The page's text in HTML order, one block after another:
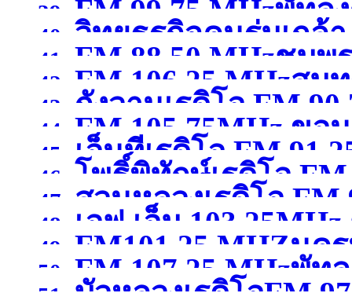
97.75MHzกรุงเทพมหา
39. FM 99.75 MHzพัทลุง
40. วิทยุธุรกิจคนร่มเกล้า
MHzกรุงเทพมหานคร(
41. FM 88.50 MHzชุมพ
42. FM 106.25 MHzสมุ
43.
กังวานเรดิโอ FM
สุพรรณบุรี )
44. FM 105.75MHz ขอ
45.
เอ็นทีเรดิโอ FM
)
46. โพธิ์พิทักษ์เรดิโอ
ขอนแก่น )
47.
สวนหลวงเรดิโอ
สมุทรสาคร )
48.
เอฟ.เอ็ม
นครสวรรค์ (จังหวัดนคร
49. FM101.25 MHZนค
50. FM 107.25 MHzพัท